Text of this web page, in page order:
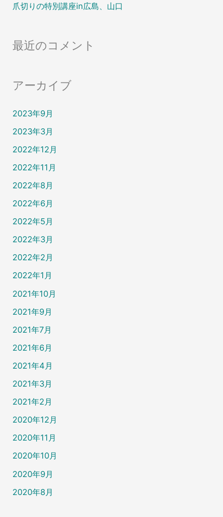
爪切りの特別講座in広島、山口
最近のコメント
アーカイブ
2023年9月
2023年3月
2022年12月
2022年11月
2022年8月
2022年6月
2022年5月
2022年3月
2022年2月
2022年1月
2021年10月
2021年9月
2021年7月
2021年6月
2021年4月
2021年3月
2021年2月
2020年12月
2020年11月
2020年10月
2020年9月
2020年8月